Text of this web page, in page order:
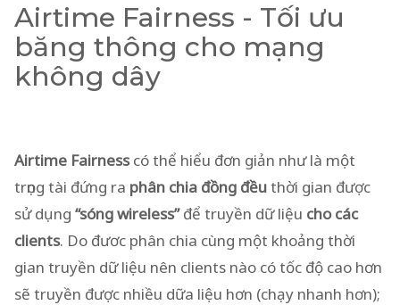
Airtime Fairness - Tối ưu
băng thông cho mạng
không dây
Airtime Fairnesscó thể hiểu đơn giản như là một
trọng tài đứng ra phân chia đồng đềuthời gian được
sử dụng “sóng wireless”để truyền dữ liệu cho các
clients. Do đươc phân chia cùng một khoảng thời
gian truyền dữ liệu nên clients nào có tốc độ cao hơn
sẽ truyền được nhiều dữa liệu hơn (chạy nhanh hơn);